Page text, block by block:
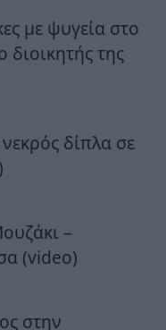
με ψυγεία στο
της
δίπλα σε
–
(video)
στην